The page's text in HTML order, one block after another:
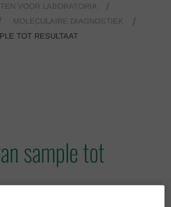
VOOR LABORATORIA
MOLECULAIRE DIAGNOSTIEK
TOT RESULTAAT
sample tot